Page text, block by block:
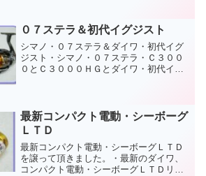
カルカッタ間違いなしです。良いものを
お譲り頂きありがとうござ...
０７ステラ＆初代イグジスト
シマノ・０７ステラ＆ダイワ・初代イグ
ジスト・シマノ・０７ステラ・Ｃ３００
０とＣ３０００ＨＧとダイワ・初代イグ
れも確り滑らか、この感触...
最新コンパクト電動・シーボーグ
ＬＴＤ
最新コンパクト電動・シーボーグＬＴＤ
を譲って頂きました。・最新のダイワ、
コンパクト電動・シーボーグＬＴＤリミ